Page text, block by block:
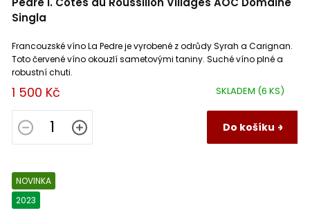
Singla
SKLADEM (6 KS)
1 500 Kč
Do košíku
Francouzské víno La Pedre je vyrobené z odrůdy Syrah a Carignan.
Toto červené víno okouzlí sametovými taniny. Suché víno plné a
robustní chuti.
NOVINKA
2023